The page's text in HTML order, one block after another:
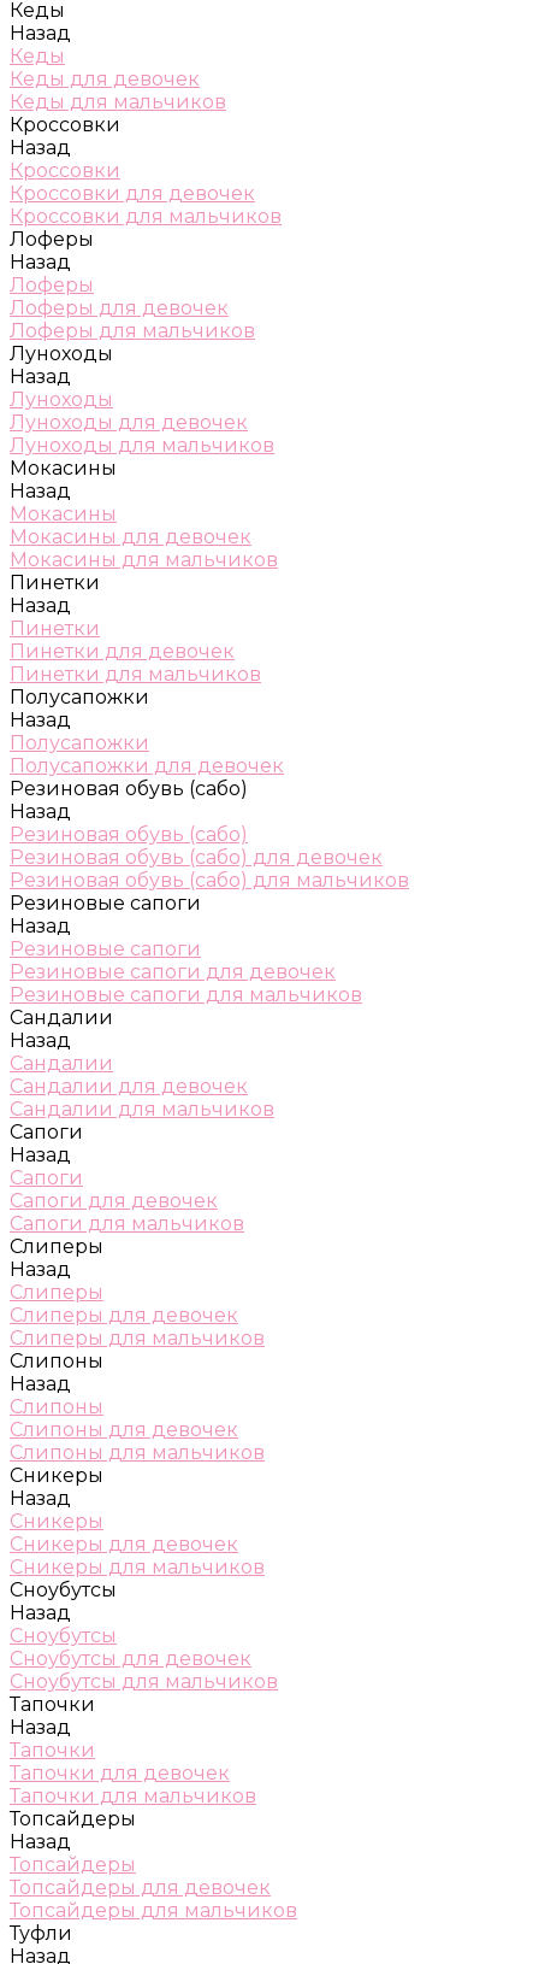
Кеды
Назад
Кеды
Кеды для девочек
Кеды для мальчиков
Кроссовки
Назад
Кроссовки
Кроссовки для девочек
Кроссовки для мальчиков
Лоферы
Назад
Лоферы
Лоферы для девочек
Лоферы для мальчиков
Луноходы
Назад
Луноходы
Луноходы для девочек
Луноходы для мальчиков
Мокасины
Назад
Мокасины
Мокасины для девочек
Мокасины для мальчиков
Пинетки
Назад
Пинетки
Пинетки для девочек
Пинетки для мальчиков
Полусапожки
Назад
Полусапожки
Полусапожки для девочек
Резиновая обувь (сабо)
Назад
Резиновая обувь (сабо)
Резиновая обувь (сабо) для девочек
Резиновая обувь (сабо) для мальчиков
Резиновые сапоги
Назад
Резиновые сапоги
Резиновые сапоги для девочек
Резиновые сапоги для мальчиков
Сандалии
Назад
Сандалии
Сандалии для девочек
Сандалии для мальчиков
Сапоги
Назад
Сапоги
Сапоги для девочек
Сапоги для мальчиков
Слиперы
Назад
Слиперы
Слиперы для девочек
Слиперы для мальчиков
Слипоны
Назад
Слипоны
Слипоны для девочек
Слипоны для мальчиков
Сникеры
Назад
Сникеры
Сникеры для девочек
Сникеры для мальчиков
Сноубутсы
Назад
Сноубутсы
Сноубутсы для девочек
Сноубутсы для мальчиков
Тапочки
Назад
Тапочки
Тапочки для девочек
Тапочки для мальчиков
Топсайдеры
Назад
Топсайдеры
Топсайдеры для девочек
Топсайдеры для мальчиков
Туфли
Назад